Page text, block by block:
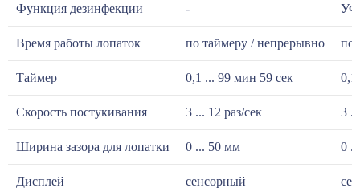
Функция дезинфекции - УФ
Время работы лопаток по таймеру / непрерывно по
Таймер 0,1 ... 99 мин 59 сек 0,1
Скорость постукивания 3 ... 12 раз/сек 3
Ширина зазора для лопатки 0 ... 50 мм 0
Дисплей сенсорный